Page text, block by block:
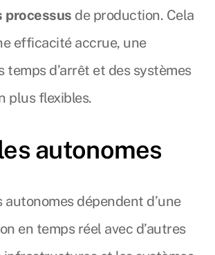
processus de production. Cela
efficacité accrue, une
temps d’arrêt et des systèmes
plus flexibles.
autonomes
autonomes dépendent d’une
en temps réel avec d’autres